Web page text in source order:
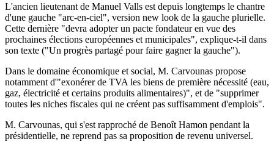
L'ancien lieutenant de Manuel Valls est depuis longtemps le chantre
d'une gauche "arc-en-ciel", version new look de la gauche plurielle.
Cette dernière "devra adopter un pacte fondateur en vue des
prochaines élections européennes et municipales", explique-t-il dans
son texte ("Un progrès partagé pour faire gagner la gauche").
Dans le domaine économique et social, M. Carvounas propose
notamment d'"exonérer de TVA les biens de première nécessité (eau,
gaz, électricité et certains produits alimentaires)", et de "supprimer
toutes les niches fiscales qui ne créent pas suffisamment d'emplois".
M. Carvounas, qui s'est rapproché de Benoît Hamon pendant la
présidentielle, ne reprend pas sa proposition de revenu universel.